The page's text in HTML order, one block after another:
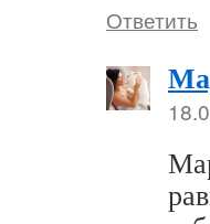
Ответить